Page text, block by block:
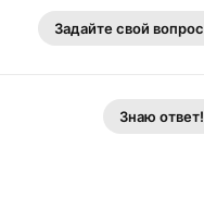
Задайте свой вопрос
Знаю ответ!